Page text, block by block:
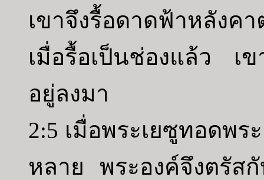
เขาจึงรื้อดาดฟ้าหลังค
เมื่อรื้อเป็นช่องแล้ว เ
อยู่ลงมา
2:5 เมื่อพระเยซูทอดพร
หลาย พระองค์จึงตรั